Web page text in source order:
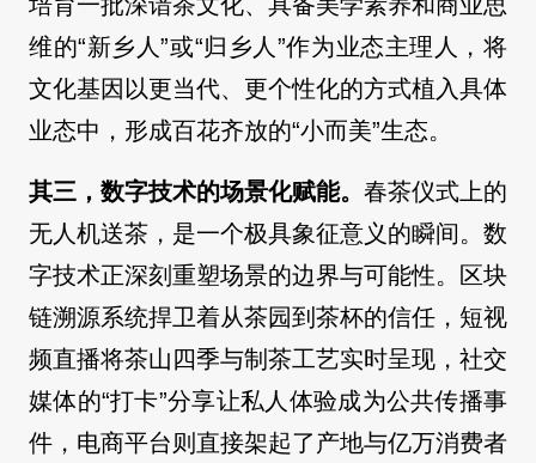
培育一批深谙茶文化、具备美学素养和商业思
维的“新乡人”或“归乡人”作为业态主理人，将
文化基因以更当代、更个性化的方式植入具体
业态中，形成百花齐放的“小而美”生态。
其三，数字技术的场景化赋能。 春茶仪式上的
无人机送茶，是一个极具象征意义的瞬间。数
字技术正深刻重塑场景的边界与可能性。区块
链溯源系统捍卫着从茶园到茶杯的信任，短视
频直播将茶山四季与制茶工艺实时呈现，社交
媒体的“打卡”分享让私人体验成为公共传播事
件，电商平台则直接架起了产地与亿万消费者